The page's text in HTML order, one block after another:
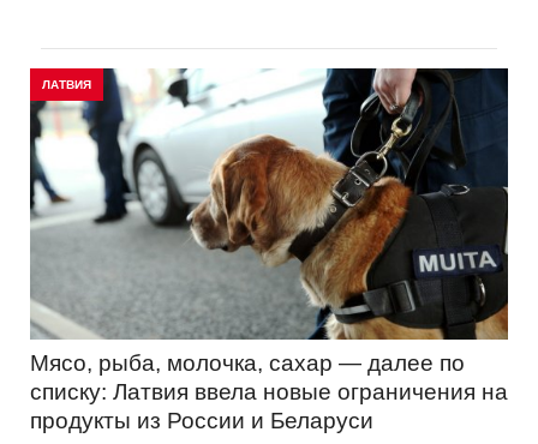
ЛАТВИЯ
Мясо, рыба, молочка, сахар — далее по
списку: Латвия ввела новые ограничения на
продукты из России и Беларуси